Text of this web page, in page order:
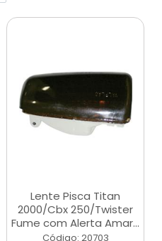
Lente Pisca Titan
2000/Cbx 250/Twister
Fume com Alerta Amar...
Código: 20703